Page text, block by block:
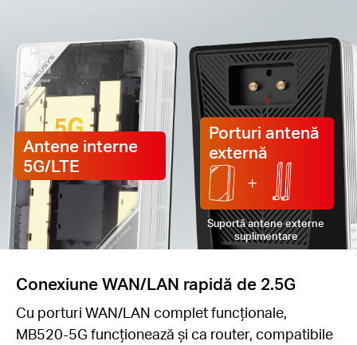
Antene interne
5G/LTE
Porturi antenă
externă
Suportă antene externe
suplimentare
Conexiune WAN/LAN rapidă de 2.5G
Cu porturi WAN/LAN complet funcționale,
MB520-5G funcționează și ca router, compatibile